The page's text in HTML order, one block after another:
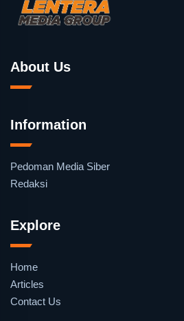
About Us
Information
Pedoman Media Siber
Redaksi
Explore
Home
Articles
Contact Us